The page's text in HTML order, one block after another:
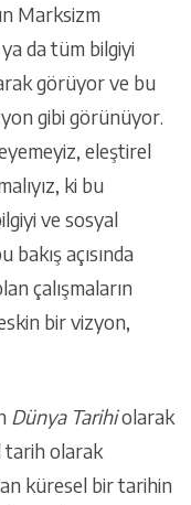
Marksizm
da tüm bilgiyi
görüyor ve bu
gibi görünüyor.
eleştirel
ki bu
ve sosyal
bakış açısında
çalışmaların
bir vizyon,
Dünya Tarihiolarak
tarih olarak
küresel bir tarihin